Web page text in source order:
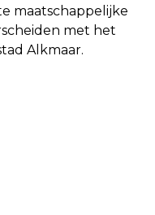
maatschappelijke
met het
Alkmaar.